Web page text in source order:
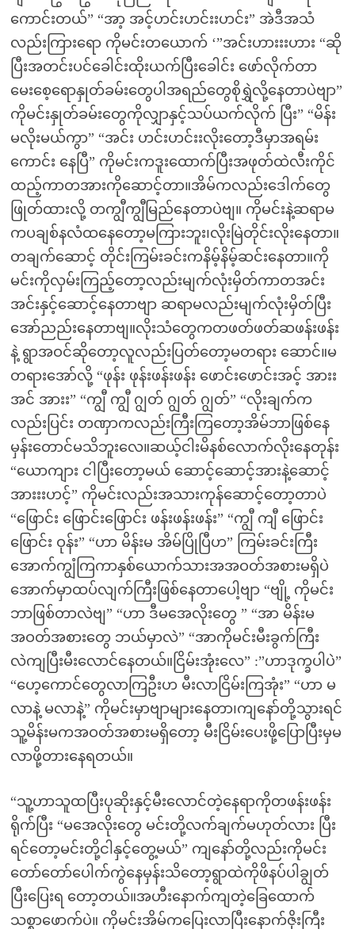
ကောင်းတယ်” “အာ့ အင့်ဟင်းဟင်းးဟင်း” အဲဒီအသံ
လည်းကြားရော ကိုမင်းတယောက် ‘”အင်းဟားးးဟား “ဆို
ပြီးအတင်းပင်ခေါင်းထိုးယက်ပြီးခေါင်း ဖော်လိုက်တာ
မေးစေ့ရောနှုတ်ခမ်းတွေပါအရည်တွေစိုရွှဲလို့နေတာပဲဗျာ”
ကိုမင်းနှုတ်ခမ်းတွေကိုလျှာနှင့်သပ်ယက်လိုက် ပြီး” “မိန်း
မလိုးမယ်ကွာ” “အင်း ဟင်းဟင်းးလိုးတော့ဒီမှာအရမ်း
ကောင်း နေပြီ” ကိုမင်းကဒူးထောက်ပြီးအဖုတ်ထဲလီးကိုင်
ထည့်ကာတအားကိုဆောင့်တာ။အိမ်ကလည်းဒေါက်တွေ
ဖြုတ်ထားလို့ တကျွီကျွီမြည်နေတာပဲဗျ။ ကိုမင်းနဲ့ဆရာမ
ကပချစ်နလံထနေတော့မကြားဘူး၊လိုးမြဲတိုင်းလိုးနေတာ။
တချက်ဆောင့် တိုင်းကြမ်းခင်းကနိမ့်နိမ့်ဆင်းနေတာ။ကို
မင်းကိုလှမ်းကြည့်တော့လည်းမျက်လုံးမှိတ်ကာတအင်း
အင်းနှင့်ဆောင့်နေတာဗျာ ဆရာမလည်းမျက်လုံးမှိတ်ပြီး
အော်ညည်းနေတာဗျ။လိုးသံတွေကတဖတ်ဖတ်ဆဖန်းဖန်း
နဲ့ ရွာအဝင်ဆိုတော့လူလည်းပြတ်တော့မတရား ဆောင်။မ
တရားအော်လို့ “ဖုန်း ဖုန်းဖန်းဖန်း ဖောင်းဖောင်းအင့် အားး
အင် အားး” “ကျွီ ကျွီ ဂျွတ် ဂျွတ် ဂျွတ်” “လိုးချက်က
လည်းပြင်း တဏှာကလည်းကြီးကြတော့အိမ်ဘာဖြစ်နေ
မှန်းတောင်မသိဘူးလေ။ဆယ့်ငါးမိနစ်လောက်လိုးနေတုန်း
“ယောကျား ငါပြီးတော့မယ် ဆောင့်ဆောင့်အားနဲ့ဆောင့်
အားးးဟင့်” ကိုမင်းလည်းအသားကုန်ဆောင့်တော့တာပဲ
“ဖြောင်း ဖြောင်းဖြောင်း ဖန်းဖန်းဖန်း” “ကျွီ ကျီ ဖြောင်း
ဖြောင်း ဝုန်း” “ဟာ မိန်းမ အိမ်ပြိုပြီဟ” ကြမ်းခင်းကြီး
အောက်ကျွံကြကာနှစ်ယောက်သားအအဝတ်အစားမရှိပဲ
အောက်မှာထပ်လျက်ကြီးဖြစ်နေတာပေါ့ဗျာ “ဗျို့ ကိုမင်း
ဘာဖြစ်တာလဲဗျ” “ဟာ ဒီမအေလိုးတွေ ” “အာ မိန်းမ
အဝတ်အစားတွေ ဘယ်မှာလဲ” “အာကိုမင်းမီးခွက်ကြီး
လဲကျပြီးမီးလောင်နေတယ်။ငြိမ်းအုံးလေ” :”ဟာဒုက္ခပါပဲ”
“ဟေ့ကောင်တွေလာကြဦးဟ မီးလာငြိမ်းကြအုံး” “ဟာ မ
လာနဲ့ မလာနဲ့” ကိုမင်းမှာဗျာများနေတာ၊ကျနော်တို့သွားရင်
သူ့မိန်းမကအဝတ်အစားမရှိတော့ မီးငြိမ်းပေးဖို့ပြောပြီးမှမ
လာဖို့တားနေရတယ်။
“သူ့ဟာသူထပြီးပုဆိုးနှင့်မီးလောင်တဲ့နေရာကိုတဖန်းဖန်း
ရိုက်ပြီး “မအေလိုးတွေ မင်းတို့လက်ချက်မဟုတ်လား ပြီး
ရင်တော့မင်းတို့ငါနှင့်တွေ့မယ်” ကျနော်တို့လည်းကိုမင်း
တော်တော်ပေါက်ကွဲနေမှန်းသိတော့ရွာထဲကိုဖိနပ်ပါချွတ်
ပြီးပြေးရ တော့တယ်။အဟီးနောက်ကျတဲ့ခြေထောက်
သစ္စာဖောက်ပဲ။ ကိုမင်းအိမ်ကပြေးလာပြီးနောက်ဇိုးကြီး